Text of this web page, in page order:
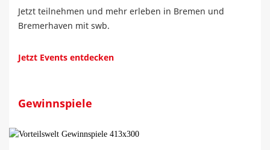
Jetzt teilnehmen und mehr erleben in Bremen und
Bremerhaven mit swb.
Jetzt Events entdecken
Gewinnspiele